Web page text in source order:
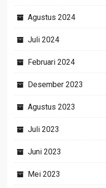
Agustus 2024
Juli 2024
Februari 2024
Desember 2023
Agustus 2023
Juli 2023
Juni 2023
Mei 2023